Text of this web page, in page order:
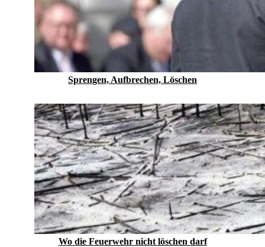
Sprengen, Aufbrechen, Löschen
Wo die Feuerwehr nicht löschen darf